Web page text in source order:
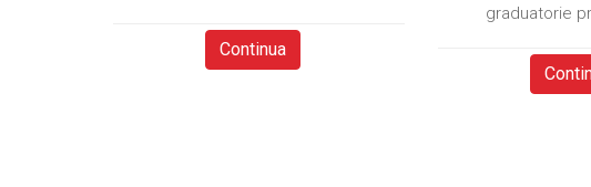
Continua
graduatorie